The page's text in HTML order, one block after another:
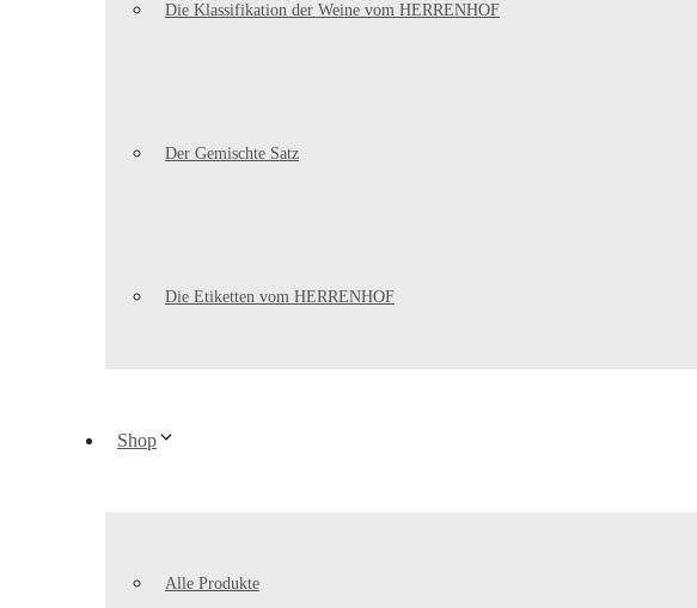
Die Klassifikation der Weine vom HERRENHOF
Der Gemischte Satz
Die Etiketten vom HERRENHOF
Shop
Alle Produkte